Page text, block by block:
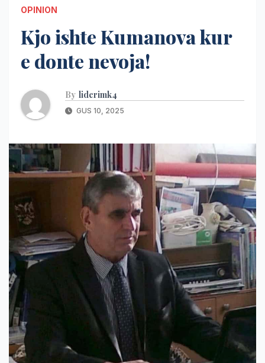
OPINION
Kjo ishte Kumanova kur
e donte nevoja!
By liderimk4
GUS 10, 2025